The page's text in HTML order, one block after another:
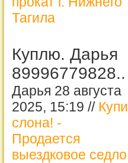
Тагила
Куплю. Дарья
89996779828..
Дарья 28 августа
2025, 15:19 // Купи
слона! -
Продается
выездковое седло